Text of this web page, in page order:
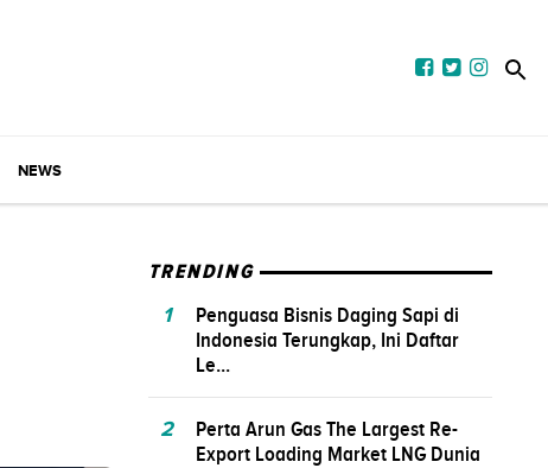
NEWS
TRENDING
1
Penguasa Bisnis Daging Sapi di
Indonesia Terungkap, Ini Daftar
Le...
2
Perta Arun Gas The Largest Re-
Export Loading Market LNG Dunia